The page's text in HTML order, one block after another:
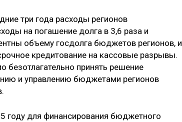
три года расходы регионов
на погашение долга в 3,6 раза и
объему госдолга бюджетов регионов, и
кредитование на кассовые разрывы.
безотлагательно принять решение
и управлению бюджетами регионов
году для финансирования бюджетного